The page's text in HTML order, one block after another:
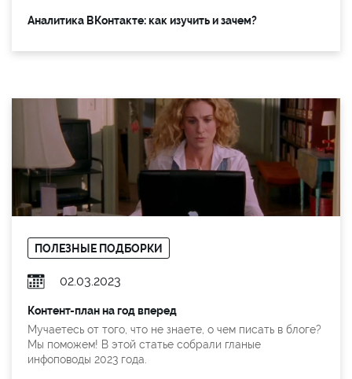
Аналитика ВКонтакте: как изучить и зачем?
ПОЛЕЗНЫЕ ПОДБОРКИ
02.03.2023
Контент-план на год вперед
Мучаетесь от того, что не знаете, о чем писать в блоге?
Мы поможем! В этой статье собрали гланые
инфоповоды 2023 года.